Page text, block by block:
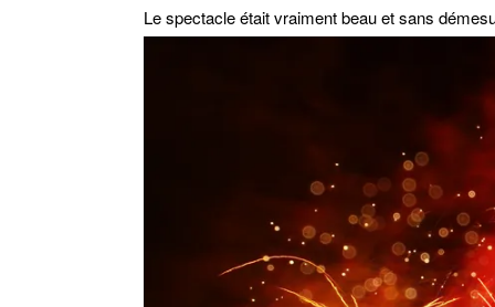
Le spectacle était vraiment beau et sans